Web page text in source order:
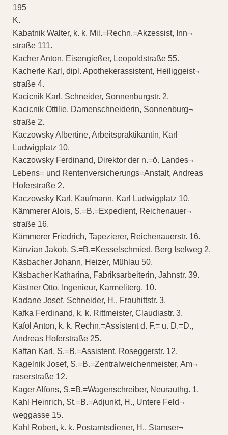
195
K.
Kabatnik Walter, k. k. Mil.=Rechn.=Akzessist, Inn¬
straße 111.
Kacher Anton, Eisengießer, Leopoldstraße 55.
Kacherle Karl, dipl. Apothekerassistent, Heiliggeist¬
straße 4.
Kacicnik Karl, Schneider, Sonnenburgstr. 2.
Kacicnik Ottilie, Damenschneiderin, Sonnenburg¬
straße 2.
Kaczowsky Albertine, Arbeitspraktikantin, Karl
Ludwigplatz 10.
Kaczowsky Ferdinand, Direktor der n.=ö. Landes¬
Lebens= und Rentenversicherungs=Anstalt, Andreas
Hoferstraße 2.
Kaczowsky Karl, Kaufmann, Karl Ludwigplatz 10.
Kämmerer Alois, S.=B.=Expedient, Reichenauer¬
straße 16.
Kämmerer Friedrich, Tapezierer, Reichenauerstr. 16.
Känzian Jakob, S.=B.=Kesselschmied, Berg Iselweg 2.
Käsbacher Johann, Heizer, Mühlau 50.
Käsbacher Katharina, Fabriksarbeiterin, Jahnstr. 39.
Kästner Otto, Ingenieur, Karmeliterg. 10.
Kadane Josef, Schneider, H., Frauhittstr. 3.
Kafka Ferdinand, k. k. Rittmeister, Claudiastr. 3.
Kafol Anton, k. k. Rechn.=Assistent d. F.= u. D.=D.,
Andreas Hoferstraße 25.
Kaftan Karl, S.=B.=Assistent, Roseggerstr. 12.
Kagelnik Josef, S.=B.=Zentralweichenmeister, Am¬
raserstraße 12.
Kager Alfons, S.=B.=Wagenschreiber, Neurauthg. 1.
Kahl Heinrich, St.=B.=Adjunkt, H., Untere Feld¬
weggasse 15.
Kahl Robert, k. k. Postamtsdiener, H., Stamser¬